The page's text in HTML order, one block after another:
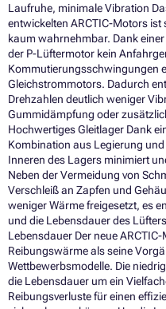
Laufruhe, minimale Vibration
entwickelten ARCTIC-Motors ist
kaum wahrnehmbar. Dank
der P-Lüftermotor kein
Kommutierungsschwingungen
Gleichstrommotors. Dadurch
Drehzahlen deutlich weniger
Gummidämpfung oder
Hochwertiges Gleitlager Dank
Kombination aus Legierung
Inneren des Lagers minimiert
Neben der Vermeidung von
Verschleiß an Zapfen und
weniger Wärme freigesetzt, es
und die Lebensdauer des
Lebensdauer Der neue
Reibungswärme als seine
Wettbewerbsmodelle. Die
die Lebensdauer um ein
Reibungsverluste für einen